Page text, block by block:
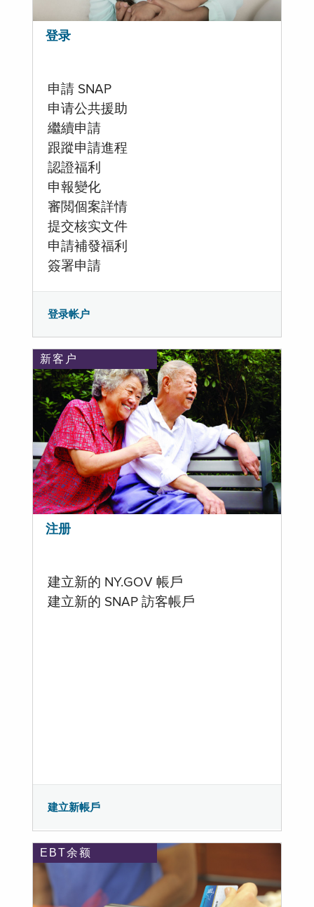
登录
申請 SNAP
申请公共援助
繼續申請
跟蹤申請進程
認證福利
申報變化
審閲個案詳情
提交核实文件
申請補發福利
簽署申請
登录帐户
新客户
注册
建立新的 NY.GOV 帳戶
建立新的 SNAP 訪客帳戶
建立新帳戶
EBT余额